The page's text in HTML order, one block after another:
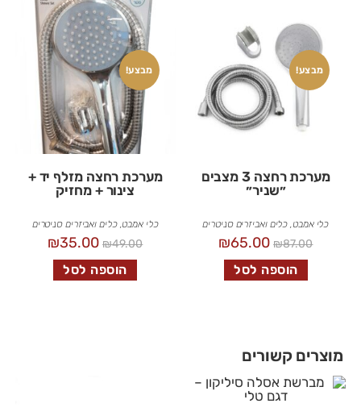
מבצע!
מערכת רחצה 3 מצבים
״שניר״
כלי אמבט, כלים ואביזרים סניטרים
₪87.00
₪65.00
הוספה לסל
מבצע!
מערכת רחצה מזלף יד +
צינור + מחזיק
כלי אמבט,כלים ואביזרים סניטרים
₪49.00
₪35.00
הוספה לסל
מוצרים קשורים